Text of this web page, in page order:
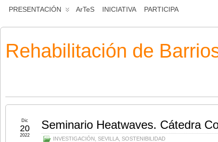
PRESENTACIÓN ArTeS INICIATIVA PARTICIPA
Rehabilitación de
Seminario Heatwaves. Cátedra
INVESTIGACIÓN SEVILLA SOSTENIBILIDAD
Dic
20
2022